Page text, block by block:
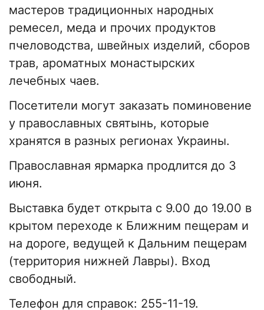
мастеров традиционных народных
ремесел, меда и прочих продуктов
пчеловодства, швейных изделий, сборов
трав, ароматных монастырских
лечебных чаев.
Посетители могут заказать поминовение
у православных святынь, которые
хранятся в разных регионах Украины.
Православная ярмарка продлится до 3
июня.
Выставка будет открыта с 9.00 до 19.00 в
крытом переходе к Ближним пещерам и
на дороге, ведущей к Дальним пещерам
(территория нижней Лавры). Вход
свободный.
Телефон для справок: 255-11-19.